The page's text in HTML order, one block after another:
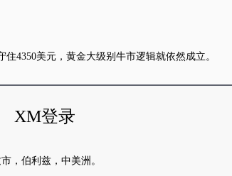
4350美元，黄金大级别牛市逻辑就依然成立。
XM登录
，伯利兹，中美洲。